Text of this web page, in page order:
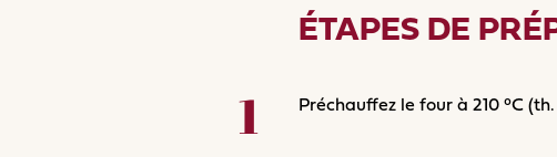
ÉTAPES DE
Préchauffez le four à 210 °C (th.